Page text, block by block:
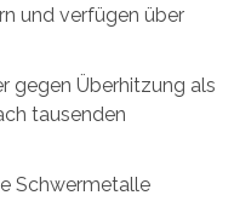
und verfügen über
gegen Überhitzung als
tausenden
Schwermetalle